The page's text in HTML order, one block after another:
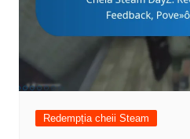
Redempția cheii Steam